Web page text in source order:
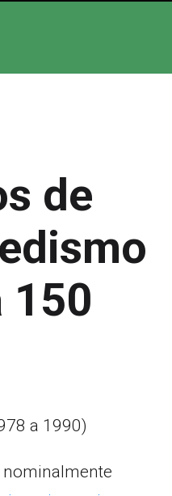
de
150
a 1990)
nominalmente